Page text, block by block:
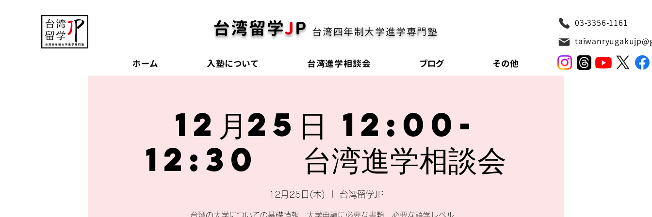
台湾留学JP 台湾四年制大学進学専門塾
ホーム 入塾について 台湾進学相談会 ブログ その他
03-3356-1161
12月25日 12:00-
12:30 台湾進学相談会
12月25日(木) 台湾留学JP
台湾の大学についての基礎情報、大学申請に必要な書類、必要な語学レベル、